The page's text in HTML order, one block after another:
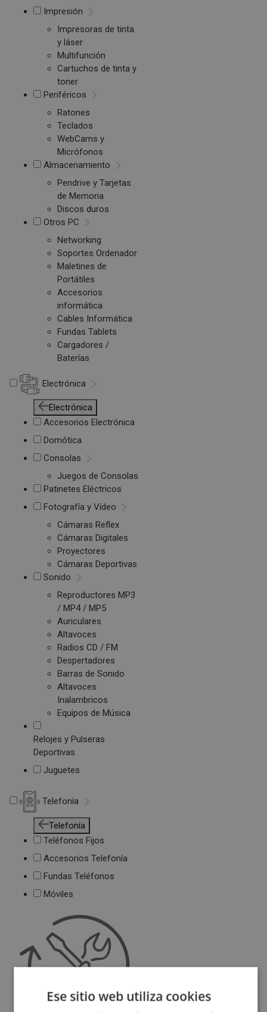
Impresión
Impresoras de tinta
y láser
Multifunción
Cartuchos de tinta y
toner
Periféricos
Ratones
Teclados
WebCams y
Micrófonos
Almacenamiento
Pendrive y Tarjetas
de Memoria
Discos duros
Otros PC
Networking
Soportes Ordenador
Maletines de
Portátiles
Accesorios
informática
Cables Informática
Fundas Tablets
Cargadores /
Baterías
Electrónica
Electrónica
Accesorios Electrónica
Domótica
Consolas
Juegos de Consolas
Patinetes Eléctricos
Fotografía y Vídeo
Cámaras Reflex
Cámaras Digitales
Proyectores
Cámaras Deportivas
Sonido
Reproductores MP3
/ MP4 / MP5
Auriculares
Altavoces
Radios CD / FM
Despertadores
Barras de Sonido
Altavoces
Inalambricos
Equipos de Música
Relojes y Pulseras
Deportivas
Juguetes
Telefonía
Telefonía
Teléfonos Fijos
Accesorios Telefonía
Fundas Teléfonos
Móviles
Ese sitio web utiliza cookies